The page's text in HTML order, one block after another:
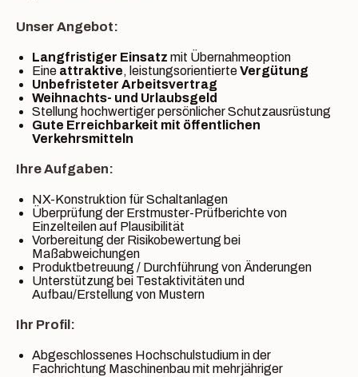
Unser Angebot:
Langfristiger Einsatz mit Übernahmeoption
Eine attraktive, leistungsorientierteVergütung
Unbefristeter Arbeitsvertrag
Weihnachts- und Urlaubsgeld
Stellung hochwertiger persönlicher Schutzausrüstung
Gute Erreichbarkeit mit öffentlichen
Verkehrsmitteln
Ihre Aufgaben:
NX-Konstruktion für Schaltanlagen
Überprüfung der Erstmuster-Prüfberichte von
Einzelteilen auf Plausibilität
Vorbereitung der Risikobewertung bei
Maßabweichungen
Produktbetreuung / Durchführung von Änderungen
Unterstützung bei Testaktivitäten und
Aufbau/Erstellung von Mustern
Ihr Profil:
Abgeschlossenes Hochschulstudium in der
Fachrichtung Maschinenbau mit mehrjähriger